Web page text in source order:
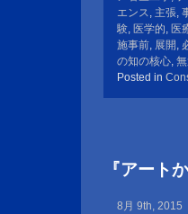
エンス, 主張,
験, 医学的, 医
施事前, 展開 ,
の知の核心,
Posted in
『アート
8月 9th, 2015